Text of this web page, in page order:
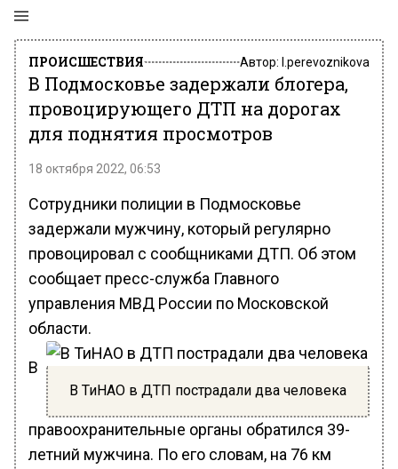
ПРОИСШЕСТВИЯ Автор: l.perevoznikova
В Подмосковье задержали блогера,
провоцирующего ДТП на дорогах
для поднятия просмотров
18 октября 2022, 06:53
Сотрудники полиции в Подмосковье
задержали мужчину, который регулярно
провоцировал с сообщниками ДТП. Об этом
сообщает пресс-служба Главного
управления МВД России по Московской
области.
В ТиНАО в ДТП пострадали два человека
В
правоохранительные органы обратился 39-
летний мужчина. По его словам, на 76 км